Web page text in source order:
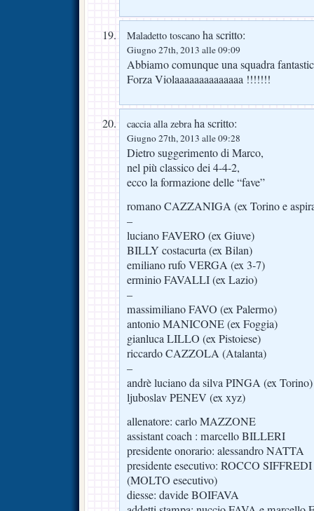
Maladetto toscano ha scritto:
Giugno 27th, 2013 alle 09:09
Abbiamo comunque una squadra
Forza Violaaaaaaaaaaaaaa !!!!!!!
caccia alla zebraha scritto:
Giugno 27th, 2013 alle 09:28
Dietro suggerimento di Marco,
nel più classico dei 4-4-2,
ecco la formazione delle “fave”
romano CAZZANIGA (ex Torino e
–
luciano FAVERO (ex Giuve)
BILLY costacurta (ex Bilan)
emiliano rufo VERGA (ex 3-7)
erminio FAVALLI (ex Lazio)
–
massimiliano FAVO (ex Palermo)
antonio MANICONE (ex Foggia)
gianluca LILLO (ex Pistoiese)
riccardo CAZZOLA (Atalanta)
–
andrè luciano da silva PINGA (ex Torino)
ljuboslav PENEV (ex xyz)
allenatore: carlo MAZZONE
assistant coach : marcello BILLERI
presidente onorario: alessandro NATTA
presidente esecutivo: ROCCO SIFFREDI
(MOLTO esecutivo)
diesse: davide BOIFAVA